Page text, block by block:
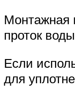
Монтажная
проток воды
Если
для